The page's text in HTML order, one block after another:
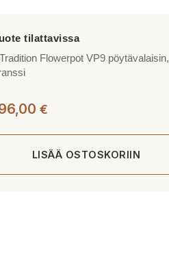
Flowerpot VP9 pöytävalaisin,
€
LISÄÄ OSTOSKORIIN